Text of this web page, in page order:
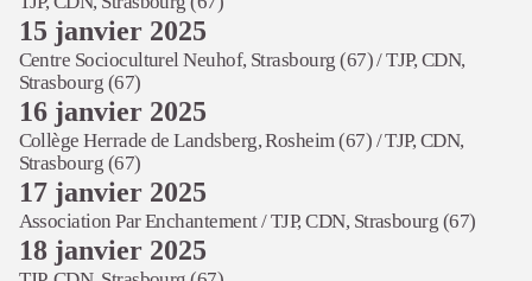
15 janvier 2025
Centre Socioculturel Neuhof, Strasbourg (67) /TJP, CDN,
Strasbourg (67)
16 janvier 2025
Collège Herrade de Landsberg, Rosheim (67) /TJP, CDN,
Strasbourg (67)
17 janvier 2025
Association Par Enchantement /TJP, CDN, Strasbourg (67)
18 janvier 2025